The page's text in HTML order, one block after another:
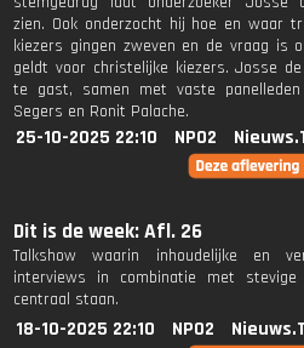
zien. Ook onderzocht hij hoe en waar
kiezers gingen zweven en de vraag is
geldt voor christelijke kiezers. Josse
te gast, samen met vaste panelleden
Segers en Ronit Palache.
25-10-2025 22:10 NPO2
Dit is de week: Afl. 26
Talkshow waarin inhoudelijke en
interviews in combinatie met stevige
centraal staan.
18-10-2025 22:10 NPO2